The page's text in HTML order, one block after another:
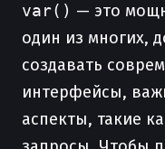
var() — это
один из многих,
создавать
интерфейсы,
аспекты, такие